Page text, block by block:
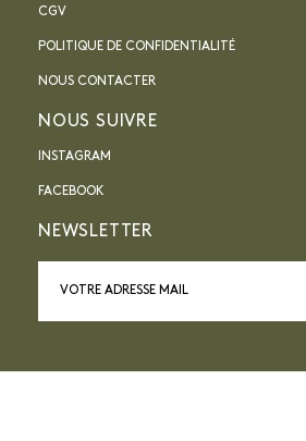
CGV
POLITIQUE DE CONFIDENTIALITÉ
NOUS CONTACTER
NOUS SUIVRE
INSTAGRAM
FACEBOOK
NEWSLETTER